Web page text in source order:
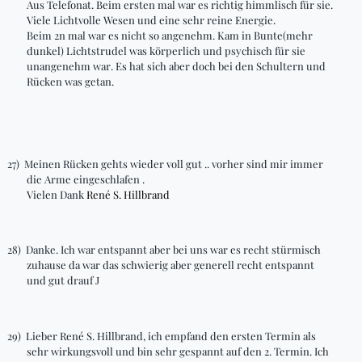
Aus Telefonat. Beim ersten mal war es richtig himmlisch für sie.
Viele Lichtvolle Wesen und eine sehr reine Energie.
Beim 2n mal war es nicht so angenehm. Kam in Bunte(mehr
dunkel) Lichtstrudel was körperlich und psychisch für sie
unangenehm war. Es hat sich aber doch bei den Schultern und
Rücken was getan.
27) Meinen Rücken gehtswieder voll gut .. vorher sind mir immer
die Arme eingeschlafen .
Vielen Dank René S. Hillbrand
28) Danke. Ich war entspannt aber bei uns war es recht stürmisch
zuhause da war das schwierig aber generell recht entspannt
und gut draufJ
29) Lieber René S. Hillbrand, ich empfand den ersten Termin als
sehr wirkungsvoll und bin sehr gespannt auf den 2. Termin. Ich